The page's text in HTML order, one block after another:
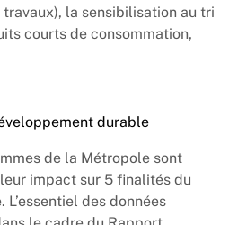
la sensibilisation au tri
courts de consommation,
durable
de la Métropole sont
impact sur 5 finalités du
des données